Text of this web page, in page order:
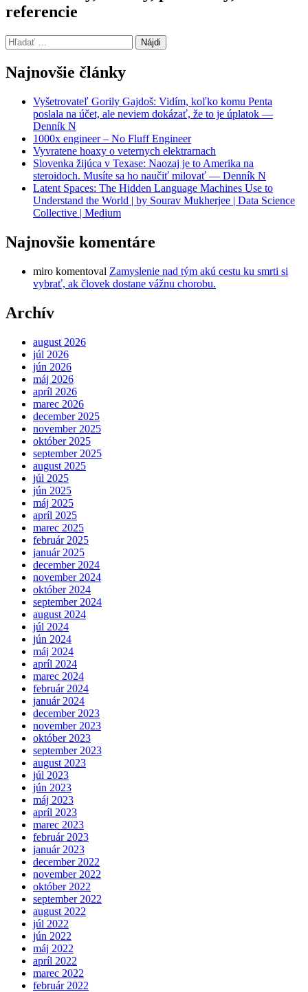
referencie
Hľadať:
Najnovšie články
Vyšetrovateľ Gorily Gajdoš: Vidím, koľko komu Penta
poslala na účet, ale neviem dokázať, že to je úplatok —
Denník N
1000x engineer – No Fluff Engineer
Vyvratene hoaxy o veternych elektrarnach
Slovenka žijúca v Texase: Naozaj je to Amerika na
steroidoch. Musíte sa ho naučiť milovať — Denník N
Latent Spaces: The Hidden Language Machines Use to
Understand the World | by Sourav Mukherjee | Data Science
Collective | Medium
Najnovšie komentáre
miro komentoval Zamyslenie nad tým akú cestu ku smrti si
vybrať, ak človek dostane vážnu chorobu.
Archív
august 2026
júl 2026
jún 2026
máj 2026
apríl 2026
marec 2026
december 2025
november 2025
október 2025
september 2025
august 2025
júl 2025
jún 2025
máj 2025
apríl 2025
marec 2025
február 2025
január 2025
december 2024
november 2024
október 2024
september 2024
august 2024
júl 2024
jún 2024
máj 2024
apríl 2024
marec 2024
február 2024
január 2024
december 2023
november 2023
október 2023
september 2023
august 2023
júl 2023
jún 2023
máj 2023
apríl 2023
marec 2023
február 2023
január 2023
december 2022
november 2022
október 2022
september 2022
august 2022
júl 2022
jún 2022
máj 2022
apríl 2022
marec 2022
február 2022